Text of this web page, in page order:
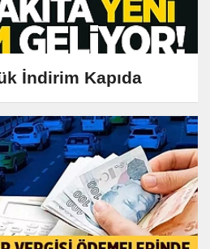
İndirim Kapıda